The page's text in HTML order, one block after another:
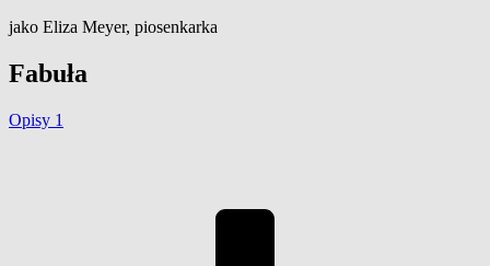
jako Eliza Meyer, piosenkarka
Fabuła
Opisy 1